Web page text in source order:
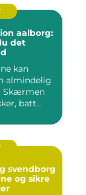
aalborg:
det
kan
almindelig
Skærmen
batt...
svendborg
og sikre